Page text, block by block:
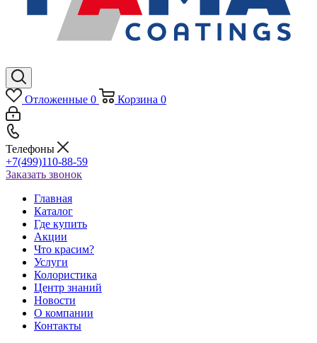
Отложенные 0 Корзина 0
Телефоны
+7(499)110-88-59
Заказать звонок
Главная
Каталог
Где купить
Акции
Что красим?
Услуги
Колористика
Центр знаний
Новости
О компании
Контакты